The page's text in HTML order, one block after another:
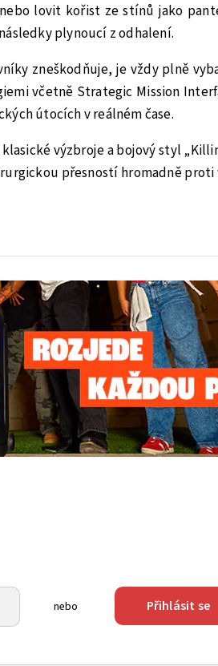
lovit kořist ze stínů jako
plynoucí z odhalení.
zneškodňuje, je vždy plně
včetně Strategic Mission
útocích v reálném čase.
výzbroje a bojový styl
přesností hromadně proti
nebo Přihlásit se